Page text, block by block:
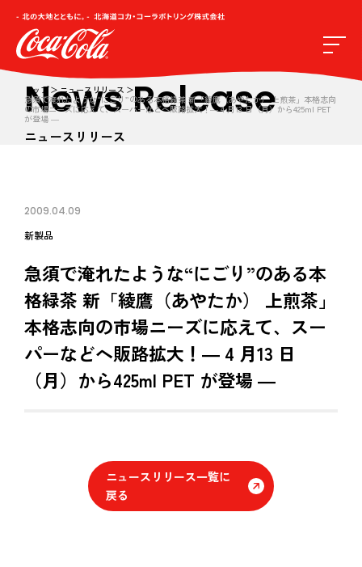
トップ
ニュースリリース
急須で淹れたような“にごり”のある本格緑茶 新「綾鷹（あやたか） 上煎茶」本格志向
の市場ニーズに応えて、スーパーなどへ販路拡大！― 4 月13 日（月）から425ml PET
が登場 ―
News Release
ニュースリリース
2009.04.09
新製品
急須で淹れたような“にごり”のある本
格緑茶 新「綾鷹（あやたか） 上煎茶」
本格志向の市場ニーズに応えて、スー
パーなどへ販路拡大！― 4 月13 日
（月）から425ml PET が登場 ―
ニュースリリース一覧に
戻る